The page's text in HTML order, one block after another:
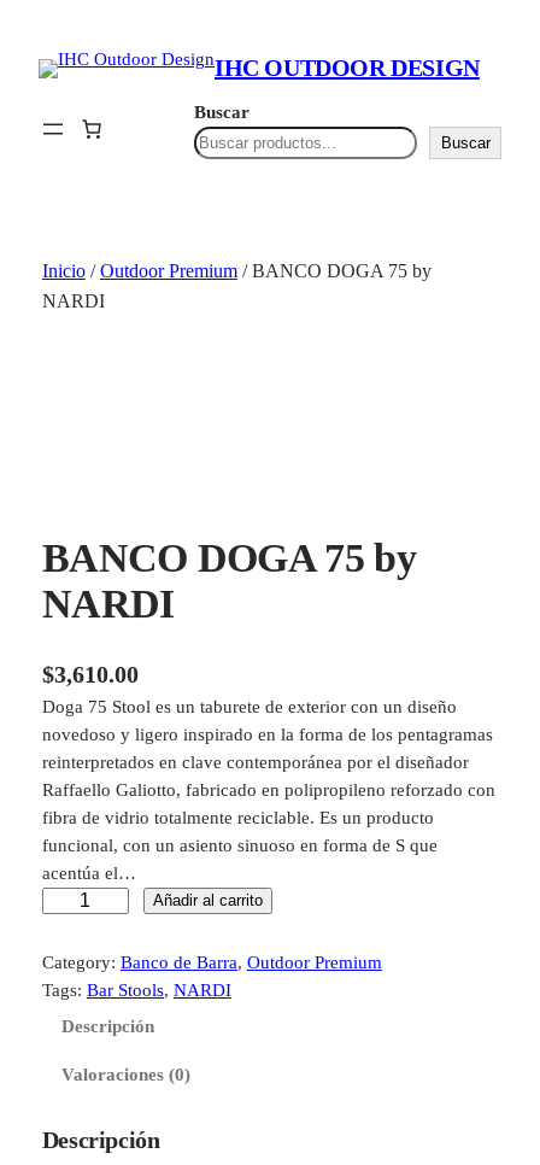
contenido
IHC OUTDOOR DESIGN
Buscar
Buscar
Inicio/Outdoor Premium/ BANCO DOGA 75 by
NARDI
BANCO DOGA 75 by
NARDI
$3,610.00
Doga 75 Stool es un taburete de exterior con un diseño
novedoso y ligero inspirado en la forma de los pentagramas
reinterpretados en clave contemporánea por el diseñador
Raffaello Galiotto, fabricado en polipropileno reforzado con
fibra de vidrio totalmente reciclable. Es un producto
funcional, con un asiento sinuoso en forma de S que
acentúa el…
N
C
7
Añadir al carrito
Category: Banco de Barra, Outdoor Premium
Tags: Bar Stools, NARDI
Descripción
Valoraciones (0)
Descripción